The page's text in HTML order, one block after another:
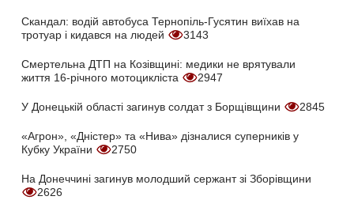
Скандал: водій автобуса Тернопіль-Гусятин виїхав на
тротуар і кидався на людей
3143
Смертельна ДТП на Козівщині: медики не врятували
життя 16-річного мотоцикліста
2947
У Донецькій області загинув солдат з Борщівщини 2845
«Агрон», «Дністер» та «Нива» дізналися суперників у
Кубку України
2750
На Донеччині загинув молодший сержант зі Зборівщини
2626